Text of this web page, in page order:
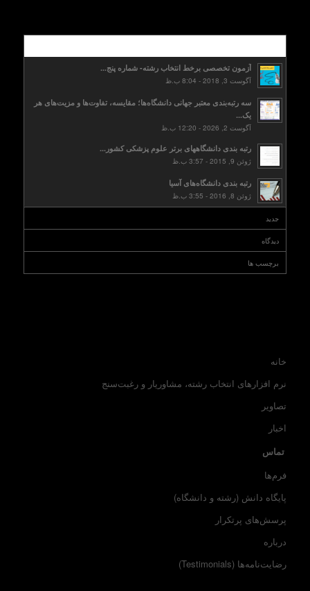
آزمون تخصصی برخط انتخاب رشته- شماره پنج...
آگوست 3, 2018 - 8:04 ب.ظ
سه رتبه‌بندی معتبر جهانی دانشگاه‌ها؛ مقایسه، تفاوت‌ها و مزیت‌های هر
یک...
آگوست 2, 2026 - 12:20 ب.ظ
رتبه بندی دانشگاههای برتر علوم پزشکی کشور...
ژوئن 9, 2015 - 3:57 ب.ظ
رتبه بندی دانشگاه‌های آسیا
ژوئن 8, 2016 - 3:55 ب.ظ
جدید
دیدگاه
برچسب ها
خانه
نرم افزارهای انتخاب رشته، مشاوریار و رغبت‌سنج
تصاویر
اخبار
تماس
فرم‌ها
پایگاه دانش (رشته و دانشگاه)
پرسش‌های پرتکرار
درباره
رضایت‌نامه‌ها (Testimonials)